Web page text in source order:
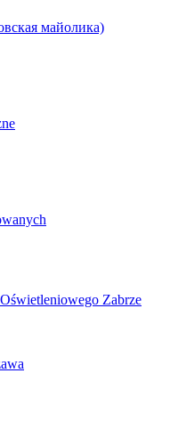
майолика)
Zabrze